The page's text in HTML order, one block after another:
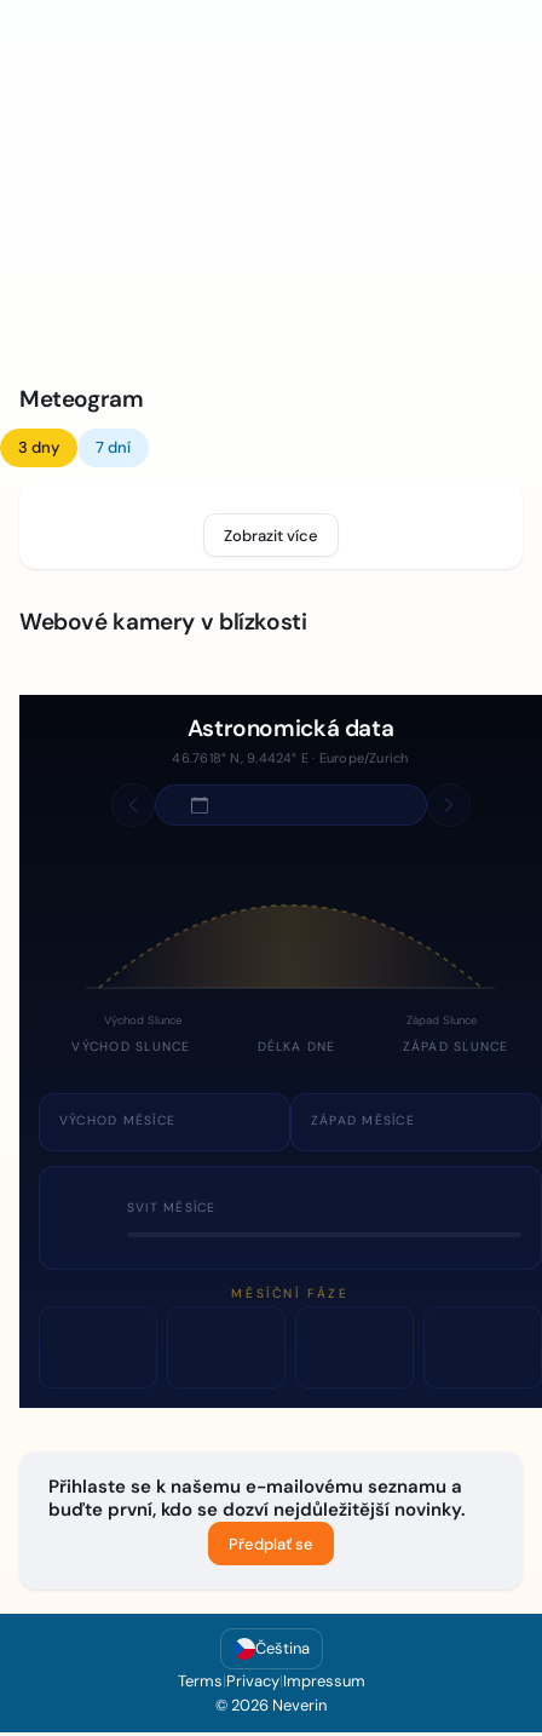
Meteogram
3 dny 7 dní
Zobrazit více
Webové kamery v blízkosti
Astronomická data
46.7618° N, 9.4424° E · Europe/Zurich
Východ Slunce Západ Slunce
VÝCHOD SLUNCE DÉLKA DNE ZÁPAD SLUNCE
VÝCHOD MĚSÍCE ZÁPAD MĚSÍCE
SVIT MĚSÍCE
MĚSÍČNÍ FÁZE
Přihlaste se k našemu e-mailovému seznamu a
buďte první, kdo se dozví nejdůležitější novinky.
Předplať se
Čeština
Terms|Privacy|Impressum
© 2026 Neverin